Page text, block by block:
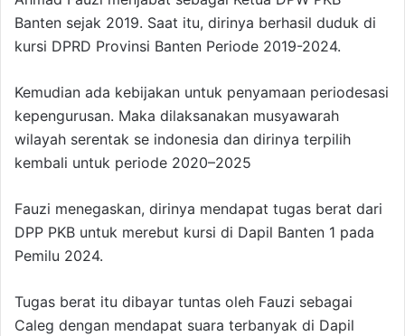
Banten sejak 2019. Saat itu, dirinya berhasil duduk di
kursi DPRD Provinsi Banten Periode 2019-2024.
Kemudian ada kebijakan untuk penyamaan periodesasi
kepengurusan. Maka dilaksanakan musyawarah
wilayah serentak se indonesia dan dirinya terpilih
kembali untuk periode 2020–2025
Fauzi menegaskan, dirinya mendapat tugas berat dari
DPP PKB untuk merebut kursi di Dapil Banten 1 pada
Pemilu 2024.
Tugas berat itu dibayar tuntas oleh Fauzi sebagai
Caleg dengan mendapat suara terbanyak di Dapil